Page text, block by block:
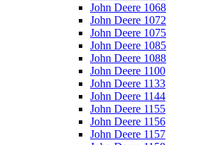
John Deere 1068
John Deere 1072
John Deere 1075
John Deere 1085
John Deere 1088
John Deere 1100
John Deere 1133
John Deere 1144
John Deere 1155
John Deere 1156
John Deere 1157